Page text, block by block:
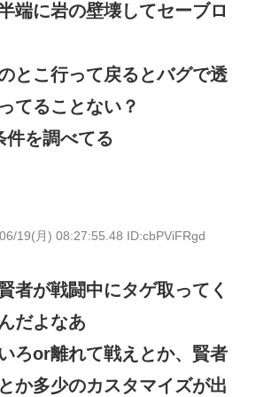
端に岩の壁壊してセーブロ
とこ行って戻るとバグで透
てることない？
件を調べてる
19(月) 08:27:55.48 ID:cbPViFRgd
者が戦闘中にタゲ取ってく
だよなあ
ろor離れて戦えとか、賢者
か多少のカスタマイズが出